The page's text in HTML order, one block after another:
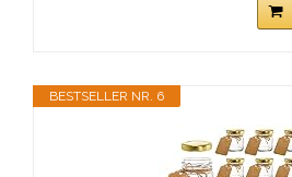
BESTSELLER NR. 6